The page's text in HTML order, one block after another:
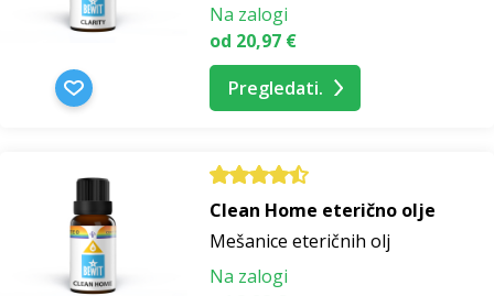
Na zalogi
od 20,97 €
Pregledati.
Clean Home eterično olje
Mešanice eteričnih olj
Na zalogi